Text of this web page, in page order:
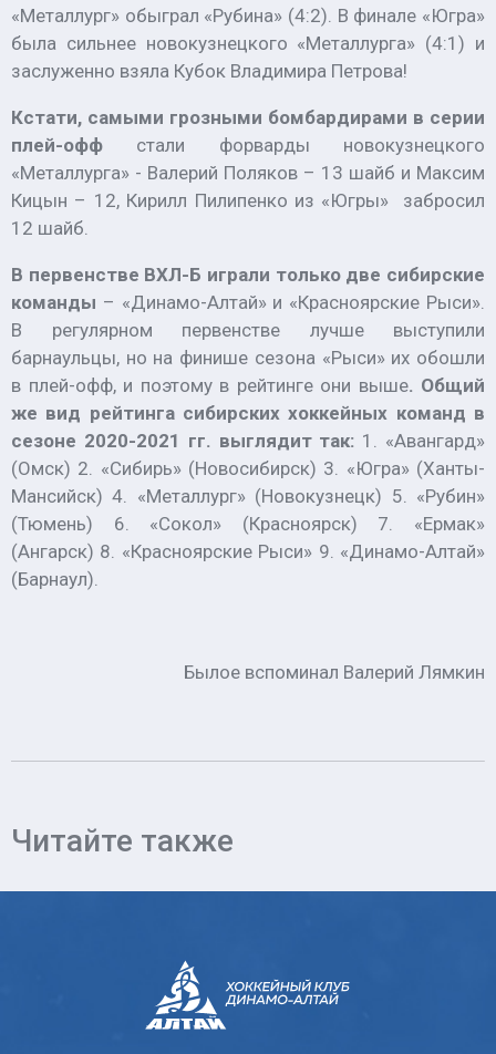
«Металлург» обыграл «Рубина» (4:2). В финале «Югра»
была сильнее новокузнецкого «Металлурга» (4:1) и
заслуженно взяла Кубок Владимира Петрова!
Кстати, самыми грозными бомбардирами в серии
плей-офф стали форварды новокузнецкого
«Металлурга» - Валерий Поляков – 13 шайб и Максим
Кицын – 12, Кирилл Пилипенко из «Югры» забросил
12 шайб.
В первенстве ВХЛ-Б играли только две сибирские
команды – «Динамо-Алтай» и «Красноярские Рыси».
В регулярном первенстве лучше выступили
барнаульцы, но на финише сезона «Рыси» их обошли
в плей-офф, и поэтому в рейтинге они выше. Общий
же вид рейтинга сибирских хоккейных команд в
сезоне 2020-2021 гг. выглядит так: 1. «Авангард»
(Омск) 2. «Сибирь» (Новосибирск) 3. «Югра» (Ханты-
Мансийск) 4. «Металлург» (Новокузнецк) 5. «Рубин»
(Тюмень) 6. «Сокол» (Красноярск) 7. «Ермак»
(Ангарск) 8. «Красноярские Рыси» 9. «Динамо-Алтай»
(Барнаул).
Былое вспоминал Валерий Лямкин
Читайте также